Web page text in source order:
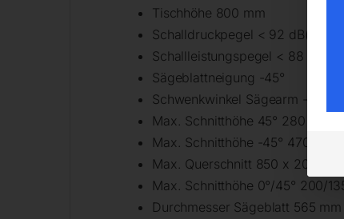
Tischhöhe 800 mm
Schalldruckpegel < 92 dB(A)
Schallleistungspegel < 88 dB(A)
Sägeblattneigung -45°
Schwenkwinkel Sägearm -45 –
Max. Schnitthöhe 45° 280 x 200
Max. Schnitthöhe -45° 470 x
Max. Querschnitt 850 x 20 mm
Max. Schnitthöhe 0°/45° 200/
Durchmesser Sägeblatt 565 mm